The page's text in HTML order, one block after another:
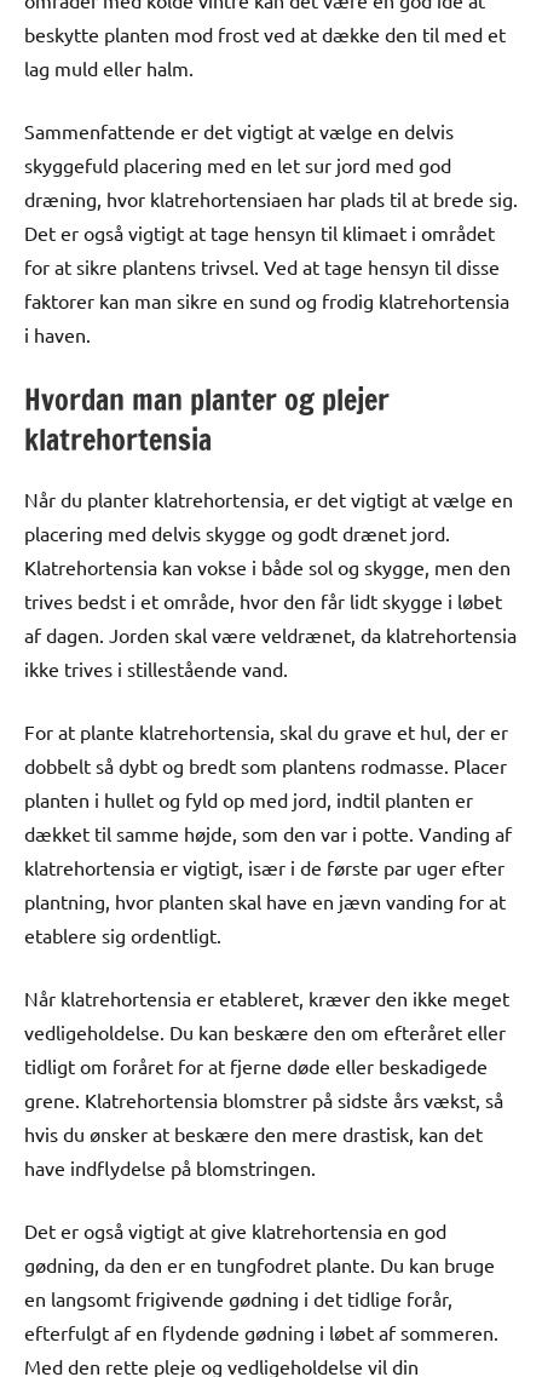
beskytte planten mod frost ved at dække den til med et
lag muld eller halm.
Sammenfattende er det vigtigt at vælge en delvis
skyggefuld placering med en let sur jord med god
dræning, hvor klatrehortensiaen har plads til at brede sig.
Det er også vigtigt at tage hensyn til klimaet i området
for at sikre plantens trivsel. Ved at tage hensyn til disse
faktorer kan man sikre en sund og frodig klatrehortensia
i haven.
Hvordan man planter og plejer
klatrehortensia
Når du planter klatrehortensia, er det vigtigt at vælge en
placering med delvis skygge og godt drænet jord.
Klatrehortensia kan vokse i både sol og skygge, men den
trives bedst i et område, hvor den får lidt skygge i løbet
af dagen. Jorden skal være veldrænet, da klatrehortensia
ikke trives i stillestående vand.
For at plante klatrehortensia, skal du grave et hul, der er
dobbelt så dybt og bredt som plantens rodmasse. Placer
planten i hullet og fyld op med jord, indtil planten er
dækket til samme højde, som den var i potte. Vanding af
klatrehortensia er vigtigt, især i de første par uger efter
plantning, hvor planten skal have en jævn vanding for at
etablere sig ordentligt.
Når klatrehortensia er etableret, kræver den ikke meget
vedligeholdelse. Du kan beskære den om efteråret eller
tidligt om foråret for at fjerne døde eller beskadigede
grene. Klatrehortensia blomstrer på sidste års vækst, så
hvis du ønsker at beskære den mere drastisk, kan det
have indflydelse på blomstringen.
Det er også vigtigt at give klatrehortensia en god
gødning, da den er en tungfodret plante. Du kan bruge
en langsomt frigivende gødning i det tidlige forår,
efterfulgt af en flydende gødning i løbet af sommeren.
Med den rette pleje og vedligeholdelse vil din